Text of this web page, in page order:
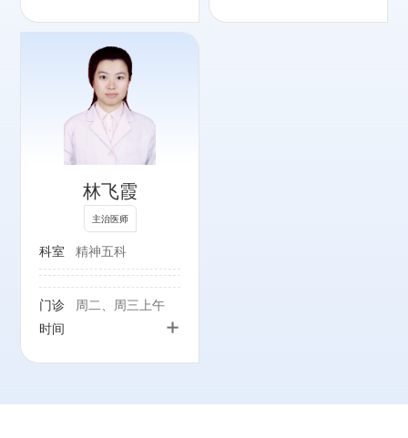
林飞霞
主治医师
科室 精神五科
门诊
时间
周二、周三上午
+